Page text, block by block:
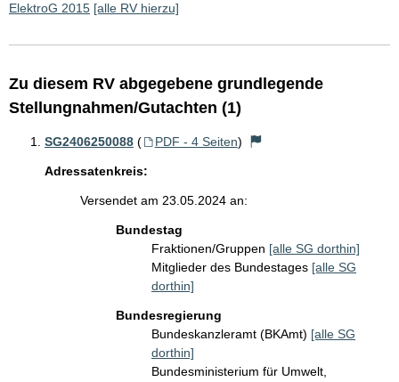
ElektroG 2015 [alle RV hierzu]
Zu diesem RV abgegebene grundlegende
Stellungnahmen/Gutachten (1)
SG2406250088 ( PDF - 4 Seiten)
Adressatenkreis:
Versendet am 23.05.2024 an:
Bundestag
Fraktionen/Gruppen [alle SG dorthin]
Mitglieder des Bundestages [alle SG
dorthin]
Bundesregierung
Bundeskanzleramt (BKAmt) [alle SG
dorthin]
Bundesministerium für Umwelt,